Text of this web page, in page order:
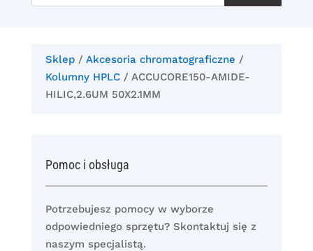
Sklep/ Akcesoria chromatograficzne /
Kolumny HPLC/ ACCUCORE150-AMIDE-
HILIC,2.6UM 50X2.1MM
Pomoc i obsługa
Potrzebujesz pomocy w wyborze
odpowiedniego sprzętu? Skontaktuj się z
naszym specjalistą.